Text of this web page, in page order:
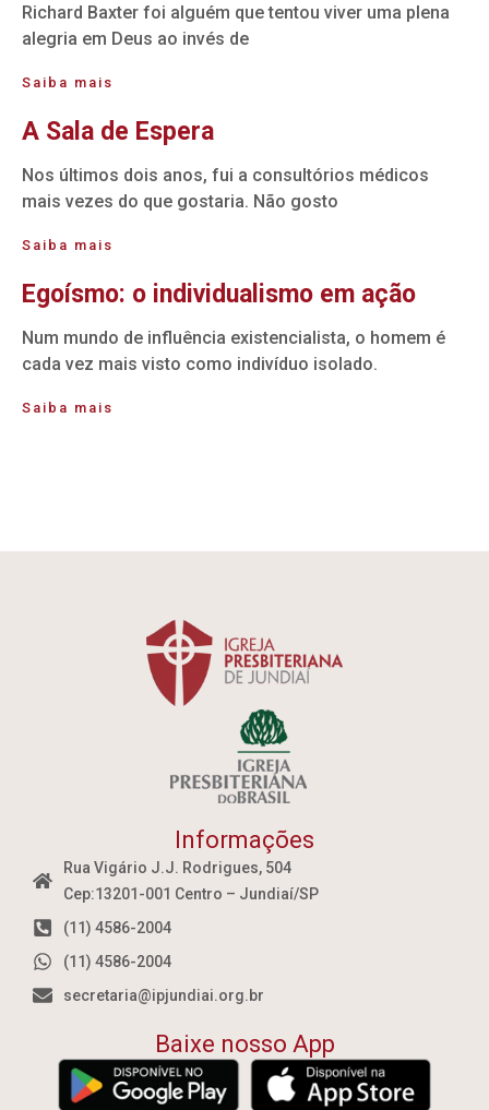
Richard Baxter foi alguém que tentou viver uma plena
alegria em Deus ao invés de
Saiba mais
A Sala de Espera
Nos últimos dois anos, fui a consultórios médicos
mais vezes do que gostaria. Não gosto
Saiba mais
Egoísmo: o individualismo em ação
Num mundo de influência existencialista, o homem é
cada vez mais visto como indivíduo isolado.
Saiba mais
Informações
Rua Vigário J.J. Rodrigues, 504
Cep:13201-001 Centro – Jundiaí/SP
(11) 4586-2004
(11) 4586-2004
secretaria@ipjundiai.org.br
Baixe nosso App